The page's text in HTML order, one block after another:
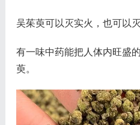
吴茱萸可以灭实火，也可以
有一味中药能把人体内旺盛
萸。